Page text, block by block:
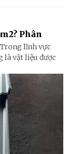
Phân
Trong lĩnh vực
là vật liệu được